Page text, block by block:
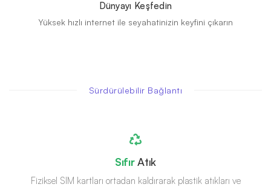
Dünyayı Keşfedin
Yüksek hızlı internet ile seyahatinizin keyfini çıkarın
Sürdürülebilir Bağlantı
SıfırAtık
Fiziksel SIM kartları ortadan kaldırarak plastik atıkları ve